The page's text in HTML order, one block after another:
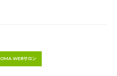
WEBサロン